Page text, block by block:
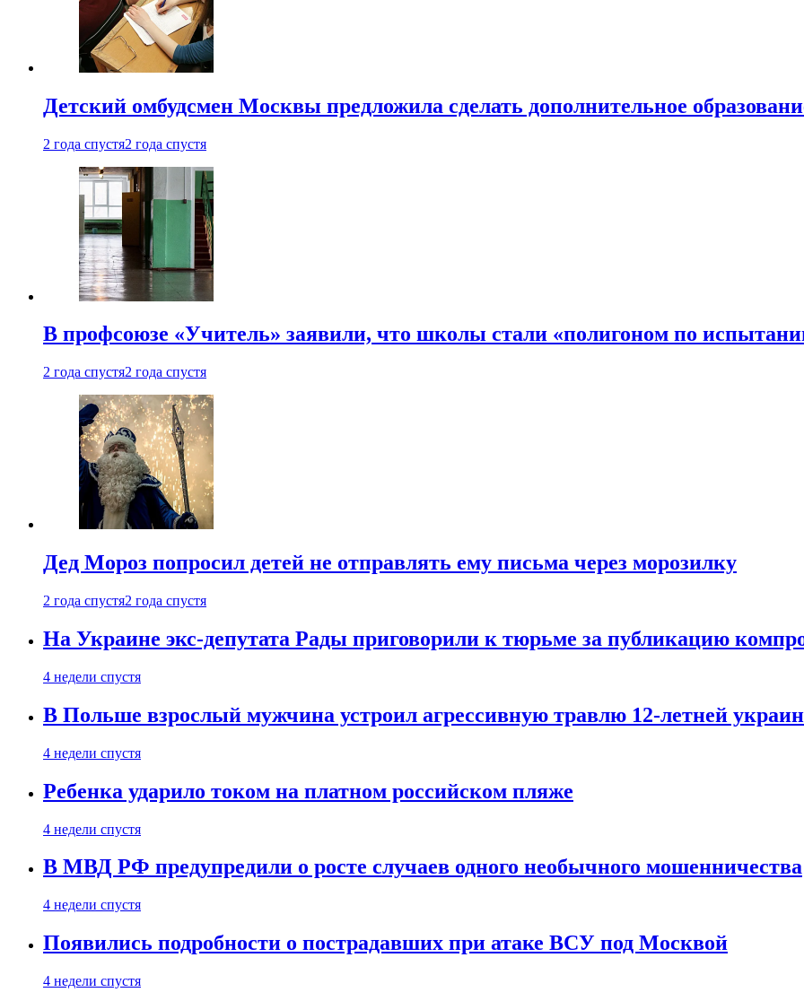
Детский омбудсмен Москвы предложила сделать дополнительное
2 года спустя2 года спустя
В профсоюзе «Учитель» заявили, что школы стали «полигоном по
2 года спустя2 года спустя
Дед Мороз попросил детей не отправлять ему письма через морозилку
2 года спустя2 года спустя
На Украине экс-депутата Рады приговорили к тюрьме за публикацию
4 недели спустя
В Польше взрослый мужчина устроил агрессивную травлю 12-летней
4 недели спустя
Ребенка ударило током на платном российском пляже
4 недели спустя
В МВД РФ предупредили о росте случаев одного необычного мошенничества
4 недели спустя
Появились подробности о пострадавших при атаке ВСУ под Москвой
4 недели спустя